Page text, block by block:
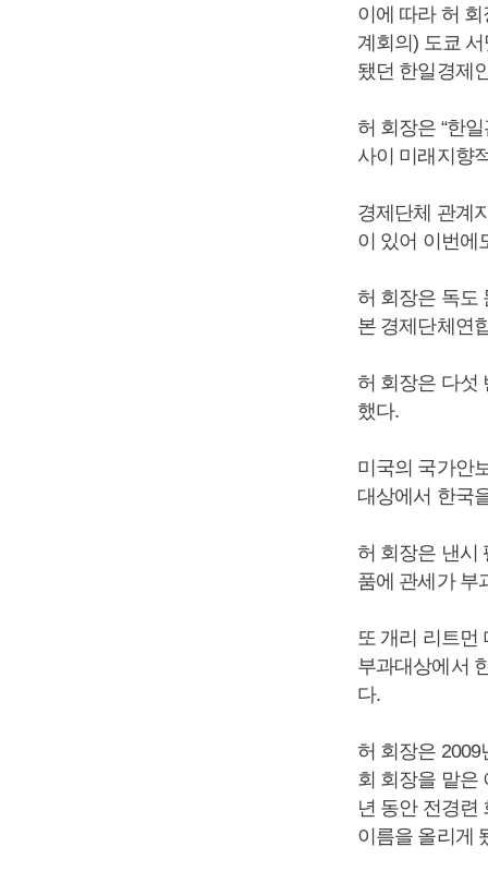
이에 따라 허
계회의) 도쿄
됐던 한일경제
허 회장은 “한
사이 미래지향
경제단체 관계
이 있어 이번에
허 회장은 독도
본 경제단체연
허 회장은 다섯
했다.
미국의 국가안
대상에서 한국
허 회장은 낸시
품에 관세가 부
또 개리 리트먼
부과대상에서
다.
허 회장은
회 회장을 맡은
년 동안 전경련
이름을 올리게